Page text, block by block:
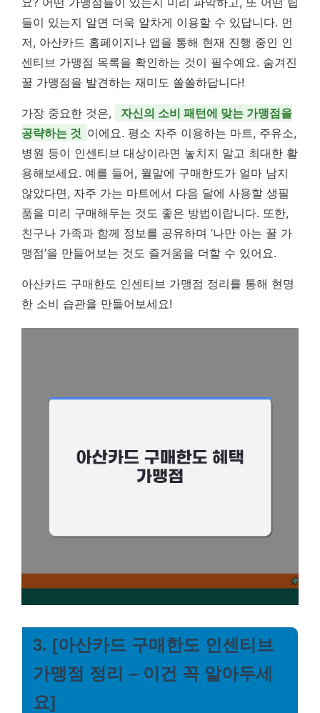
들이 있는지 알면 더욱 알차게 이용할 수 있답니다. 먼
저, 아산카드 홈페이지나 앱을 통해 현재 진행 중인 인
센티브 가맹점 목록을 확인하는 것이 필수예요. 숨겨진
꿀 가맹점을 발견하는 재미도 쏠쏠하답니다!
가장 중요한 것은,
자신의 소비 패턴에 맞는 가맹점을
공략하는 것 이에요. 평소 자주 이용하는 마트, 주유소,
병원 등이 인센티브 대상이라면 놓치지 말고 최대한 활
용해보세요. 예를 들어, 월말에 구매한도가 얼마 남지
않았다면, 자주 가는 마트에서 다음 달에 사용할 생필
품을 미리 구매해두는 것도 좋은 방법이랍니다. 또한,
친구나 가족과 함께 정보를 공유하며 ‘나만 아는 꿀 가
맹점’을 만들어보는 것도 즐거움을 더할 수 있어요.
아산카드 구매한도 인센티브 가맹점 정리를 통해 현명
한 소비 습관을 만들어보세요!
3. [아산카드 구매한도 인센티브
가맹점 정리 – 이건 꼭 알아두세
요]